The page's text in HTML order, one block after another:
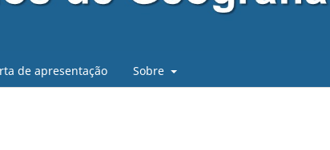
de apresentação Sobre